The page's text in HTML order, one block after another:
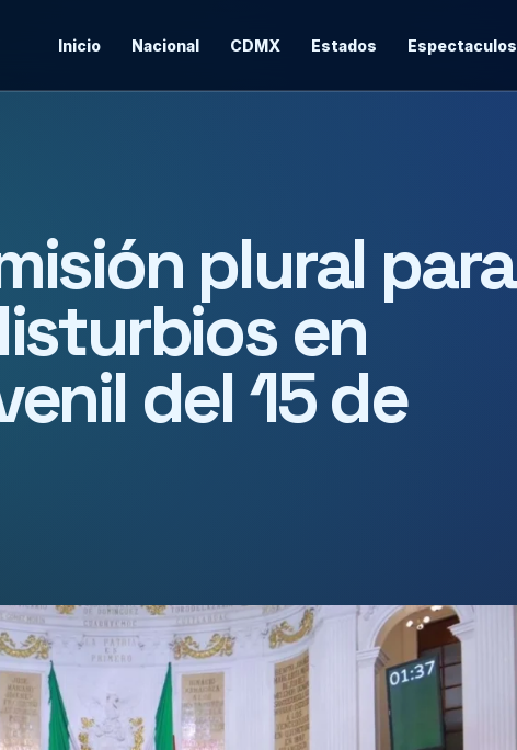
Inicio Nacional CDMX Estados Espectaculos
plural para
en
del 15 de